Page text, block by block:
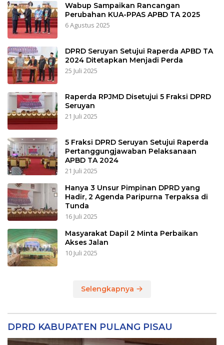
Wabup Sampaikan Rancangan
Perubahan KUA-PPAS APBD TA 2025
6 Agustus 2025
DPRD Seruyan Setujui Raperda APBD TA
2024 Ditetapkan Menjadi Perda
25 Juli 2025
Raperda RPJMD Disetujui 5 Fraksi DPRD
Seruyan
21 Juli 2025
5 Fraksi DPRD Seruyan Setujui Raperda
Pertanggungjawaban Pelaksanaan
APBD TA 2024
21 Juli 2025
Hanya 3 Unsur Pimpinan DPRD yang
Hadir, 2 Agenda Paripurna Terpaksa di
Tunda
16 Juli 2025
Masyarakat Dapil 2 Minta Perbaikan
Akses Jalan
10 Juli 2025
Selengkapnya
DPRD KABUPATEN PULANG PISAU